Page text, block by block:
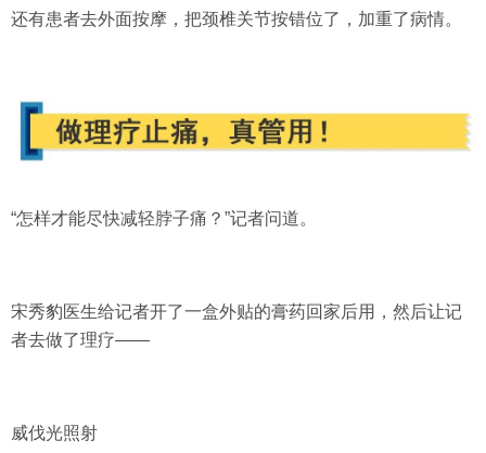
还有患者去外面按摩， 把颈椎关节按错位了 ，加重了病情。
“怎样才能尽快减轻脖子痛？”记者问道。
宋秀豹医生给记者开了一盒外贴的膏药回家后用，然后让记
者去做了理疗——
威伐光照射